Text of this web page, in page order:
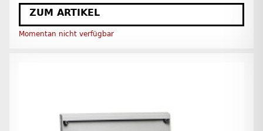
ZUM ARTIKEL
Momentan nicht verfügbar